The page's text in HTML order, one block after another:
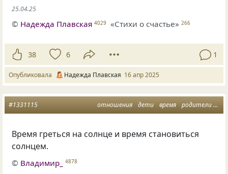
25.04.25
© Надежда Плавская 4029 «Стихи о счастье» 266
38 6 1
Опубликовала Надежда Плавская 16 апр 2025
отношения дети время родители
#1331115
Время греться на солнце и время становиться
солнцем.
© Владимир_ 4878